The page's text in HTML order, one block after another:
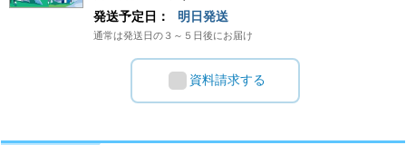
発送予定日：
明日発送
通常は発送日の３～５日後にお届け
資料請求する